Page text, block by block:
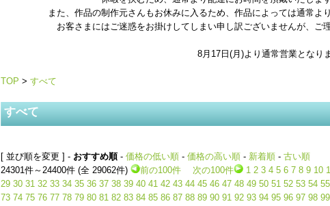
また、作品の制作元さんもお休みに入るため、作品によっては通常よ
お客さまにはご迷惑をお掛けしてしまい申し訳ございませんが、ご
8月17日(月)より通常営業となり
TOP > すべて
すべて
[ 並び順を変更 ] - おすすめ順- 価格の低い順 - 価格の高い順 - 新着順 - 古い順
24301件～24400件 (全 29062件)
前の100件 次の100件 1 2 3 4 5 6 7 8 9 10
29 30 31 32 33 34 35 36 37 38 39 40 41 42 43 44 45 46 47 48 49 50 51 52 53 54 55
73 74 75 76 77 78 79 80 81 82 83 84 85 86 87 88 89 90 91 92 93 94 95 96 97 98 99